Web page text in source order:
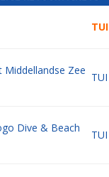
TUI
Middellandse Zee
TUI
Dive & Beach
TUI